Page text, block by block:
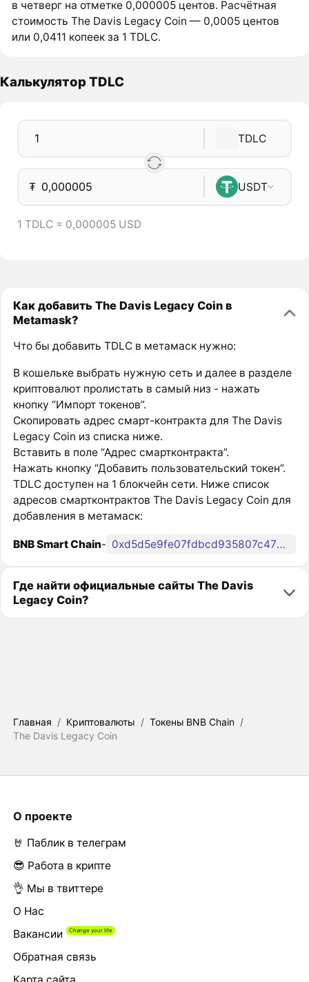
в четверг на отметке 0,000005 центов. Расчётная
стоимость The Davis Legacy Coin — 0,0005 центов
или 0,0411 копеек за 1 TDLC.
Калькулятор TDLC
TDLC
₮ USDT
1 TDLC = 0,000005 USD
Как добавить The Davis Legacy Coin в
Metamask?
Что бы добавить TDLC в метамаск нужно:
В кошельке выбрать нужную сеть и далее в разделе
криптовалют пролистать в самый низ - нажать
кнопку “Импорт токенов”.
Скопировать адрес смарт-контракта для The Davis
Legacy Coin из списка ниже.
Вставить в поле “Адрес смартконтракта”.
Нажать кнопку “Добавить пользовательский токен”.
TDLC доступен на 1 блокчейн сети. Ниже список
адресов смартконтрактов The Davis Legacy Coin для
добавления в метамаск:
BNB Smart Chain- 0xd5d5e9fe07fdbcd935807c472ded65c254e8eb98
Где найти официальные сайты The Davis
Legacy Coin?
Главная / Криптовалюты / Токены BNB Chain /
The Davis Legacy Coin
О проекте
🤘 Паблик в телеграм
😎 Работа в крипте
👌 Мы в твиттере
О Нас
Вакансии
Обратная связь